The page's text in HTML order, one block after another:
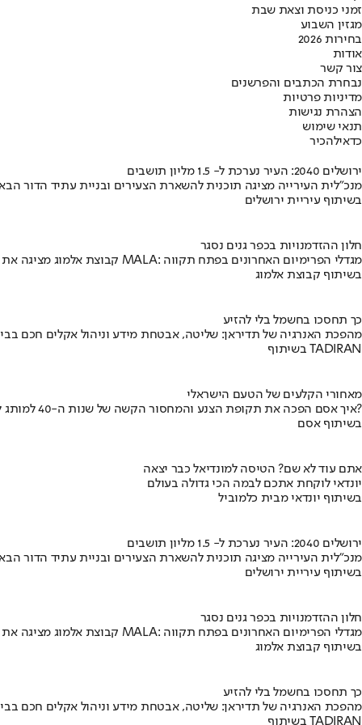
זמני כניסת וצאת שבת
מגזין השבוע
בחירות 2026
אודות
צור קשר
נבחרת הכתבים והפרשנים
מדיניות פרטיות
הצהרת נגישות
תנאי שימוש
כדאילהכיר
ירושלים 2040: העיר נערכת ל- 1.5 מליון תושבים
מנכ"לית העירייה מציגה תוכנית להשארת הצעירים ובניית עתיד הדור
בשיתוף עיריית ירושלים
חלון ההזדמנויות בכפר גנים נסגר
קבוצת אלמוג מציגה את פרויקט MALA: מגדלי הפרימיום האחרונים בפתח תקווה
בשיתוף קבוצת אלמוג
כך תחסכו בחשמל בלי להזיע
מהפכת האנרגיה של תדיראן: שליטה, אבטחת מידע וניהול אקלים חכם
בשיתוף TADIRAN
מאחורי הקלעים של הטעם הישראלי
איך אסם הפכה את תקופת הצנע והמחסור הקשה של שנות ה-40 למותג לאומי?
בשיתוף אסם
אתם עוד לא שם? הטיסה למונדיאל כבר יצאה
יונדאי לוקחת אתכם לבמה הכי גדולה בעולם
בשיתוף יונדאי מבית כלמוביל
ירושלים 2040: העיר נערכת ל- 1.5 מליון תושבים
מנכ"לית העירייה מציגה תוכנית להשארת הצעירים ובניית עתיד הדור
בשיתוף עיריית ירושלים
חלון ההזדמנויות בכפר גנים נסגר
קבוצת אלמוג מציגה את פרויקט MALA: מגדלי הפרימיום האחרונים בפתח תקווה
בשיתוף קבוצת אלמוג
כך תחסכו בחשמל בלי להזיע
מהפכת האנרגיה של תדיראן: שליטה, אבטחת מידע וניהול אקלים חכם
בשיתוף TADIRAN